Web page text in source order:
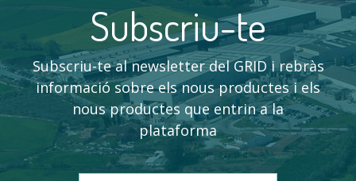
Subscriu-te
Subscriu-te al newsletter del GRID i rebràs
informació sobre els nous productes i els
nous productes que entrin a la
plataforma